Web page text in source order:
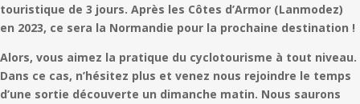
touristique de 3 jours. Après les Côtes d’Armor (Lanmodez)
en 2023, ce sera la Normandie pour la prochaine destination !
Alors, vous aimez la pratique du cyclotourisme à tout niveau.
Dans ce cas, n’hésitez plus et venez nous rejoindre le temps
d’une sortie découverte un dimanche matin. Nous saurons